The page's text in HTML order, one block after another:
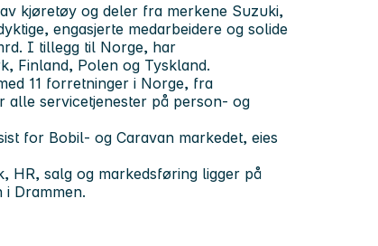
kjøretøy og deler fra merkene Suzuki,
engasjerte medarbeidere og solide
I tillegg til Norge, har
Finland, Polen og Tyskland.
11 forretninger i Norge, fra
alle servicetjenester på person- og
for Bobil- og Caravan markedet, eies
HR, salg og markedsføring ligger på
i Drammen.